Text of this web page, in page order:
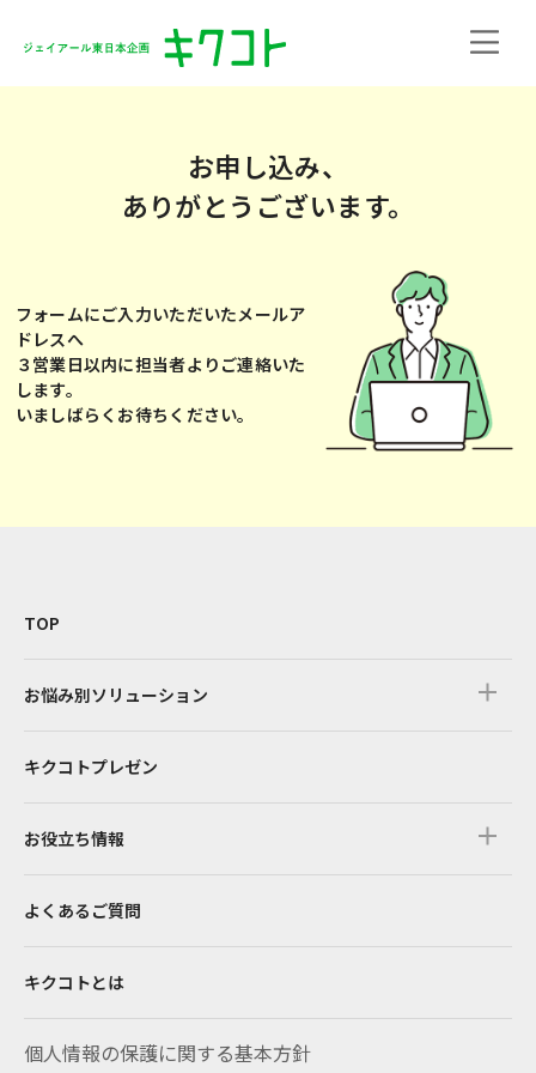
お申し込み、
ありがとうございます。
フォームにご入力いただいたメールア
ドレスへ
３営業日以内に担当者よりご連絡いた
します。
いましばらくお待ちください。
TOP
お悩み別ソリューション
キクコトプレゼン
お役立ち情報
よくあるご質問
キクコトとは
個人情報の保護に関する基本方針